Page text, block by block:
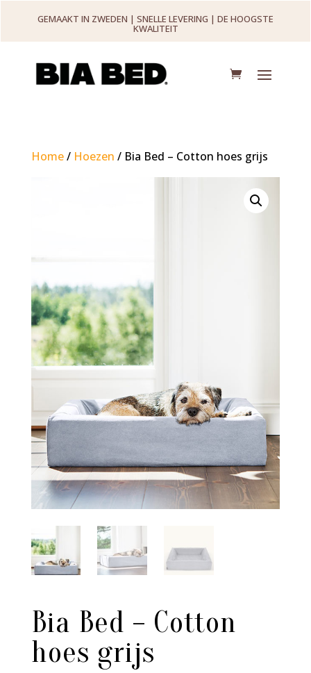
GEMAAKT IN ZWEDEN | SNELLE LEVERING | DE HOOGSTE
KWALITEIT
Home/ Hoezen / Bia Bed – Cotton hoes grijs
Bia Bed – Cotton
hoes grijs